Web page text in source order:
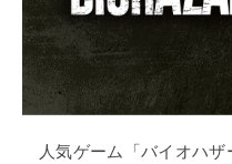
人気ゲーム「バイオハザ